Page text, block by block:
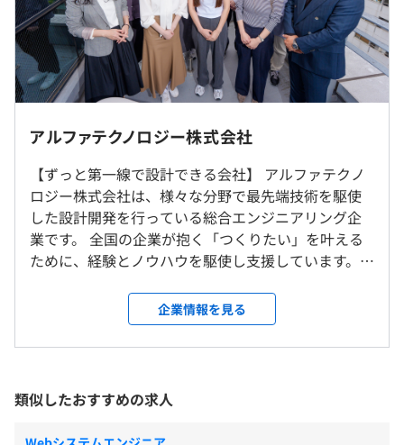
・資格取得支援制度
・社内勉強会の開催
・外部スクールとの提携
相談のうえ、ご希望のマシンを支給します。
達成に向けた持続的な成長が組織の成長に繋がると考え、
・リモート勤務可（ハイブリッドワーク）
・転勤はありません
就業場所の変更範囲
＜雇入時＞
熊本県合志市、または熊本県内の客先等
＜変更範囲＞
会社の定める場所（テレワークをおこなう場所を含む）
受動喫煙防止措置に関する事項
（※想定年収は年収提示額を保証するものではありません）
《フレックスタイム制》
フレキシブルタイム／7：00～22：00
※プロジェクトによって多少異なります。
休憩時間：60分 ※昼食時間は業務の都合により各々の
自主性に任せています
平均残業時間：平均20時間／月
・有給休暇（入社当日に最大10 日間付与）／午前休・午
アルファテクノロジー株式会社
【ずっと第一線で設計できる会社】 アルファテクノ
ロジー株式会社は、様々な分野で最先端技術を駆使
した設計開発を行っている総合エンジニアリング企
業です。 全国の企業が抱く「つくりたい」を叶える
ために、経験とノウハウを駆使し支援しています。中
及びボディ設計やECU関連ソフト開発プロジェクト
も行っており、弊社エンジニアが多数活躍中です。ま
た、国内トップ企業の半導体製造装置のカスタマイ
な新しい開発体制の立ち上げも推進中です。 また、
組込み開発だけでなく、IoT関連アプリケーションや
スマートエネルギーに関わるWebアプリケーション
企業情報を見る
類似したおすすめの求人